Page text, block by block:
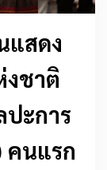
แสดง
ชาติ
ปะการ
คนแรก